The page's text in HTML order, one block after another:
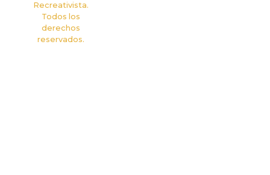
Recreativista.
Todos los
derechos
reservados.